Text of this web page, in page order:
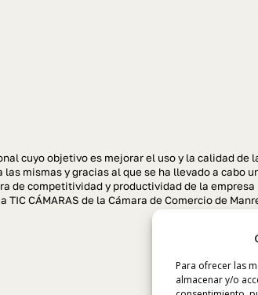
Para ofrecer las
almacenar y/o
cuyo objetivo es mejorar el uso y la calidad de
mismas y gracias al que se ha llevado a cabo
de competitividad y productividad de la empresa
CÁMARAS de la Cámara de Comercio de